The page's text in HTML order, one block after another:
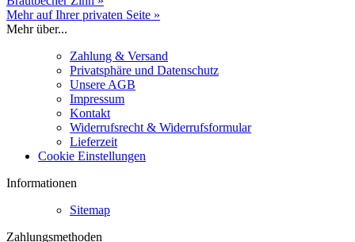
Mehr auf Ihrer privaten Seite »
Mehr über...
Zahlung & Versand
Privatsphäre und Datenschutz
Unsere AGB
Impressum
Kontakt
Widerrufsrecht & Widerrufsformular
Lieferzeit
Cookie Einstellungen
Informationen
Sitemap
Zahlungsmethoden